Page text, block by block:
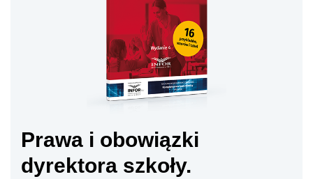
Prawa i obowiązki
dyrektora szkoły.